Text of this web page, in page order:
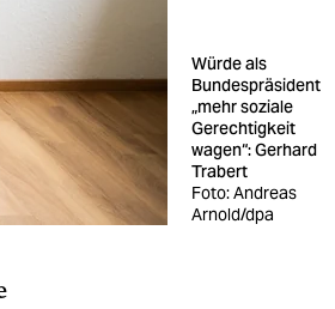
Würde als
Bundespräsident
„mehr soziale
Gerechtigkeit
wagen“: Gerhard
Trabert
Foto: Andreas
Arnold/dpa